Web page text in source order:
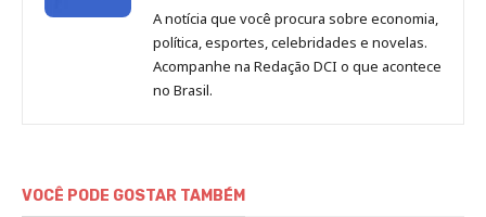
de
Redação
Jornal
DCI
A notícia que você procura sobre economia,
política, esportes, celebridades e novelas.
Acompanhe na Redação DCI o que acontece
no Brasil.
VOCÊ PODE GOSTAR TAMBÉM